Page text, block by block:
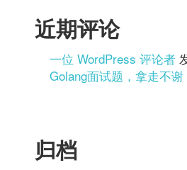
近期评论
一位 WordPress 评论者
Golang面试题，拿走不谢
归档